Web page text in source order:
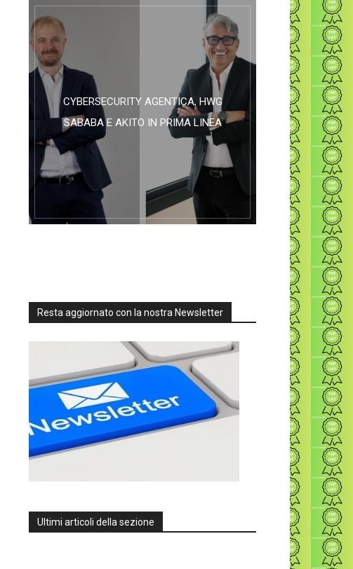
CYBERSECURITY AGENTICA, HWG
SABABA E AKITO IN PRIMA LINEA
Resta aggiornato con la nostra Newsletter
Ultimi articoli della sezione